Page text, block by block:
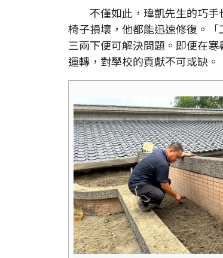
不僅如此，瑋凱先生的巧手
椅子損壞，他都能迅速修復。
三兩下便可解決問題。即便在
運轉，對學校的貢獻不可或缺。